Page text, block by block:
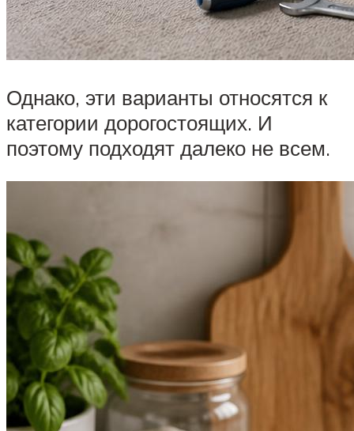
Однако, эти варианты относятся к
категории дорогостоящих. И
поэтому подходят далеко не всем.